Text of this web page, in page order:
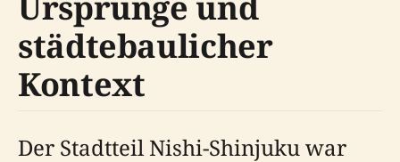
städtebaulicher
Kontext
Der Stadtteil Nishi-Shinjuku war